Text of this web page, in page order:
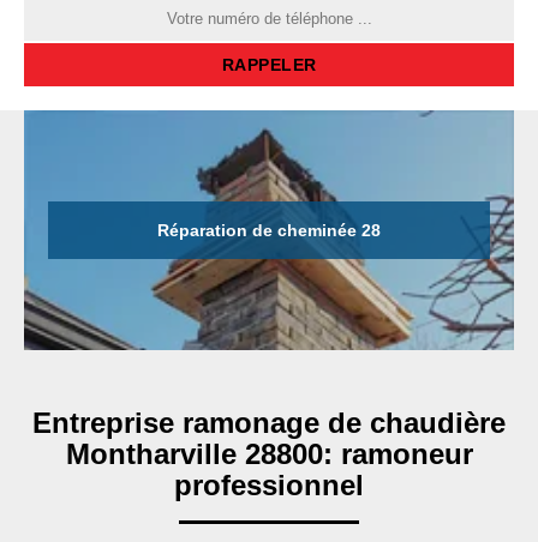
Réparation de cheminée 28
Entreprise ramonage de chaudière
Montharville 28800: ramoneur
professionnel